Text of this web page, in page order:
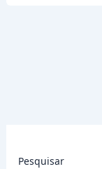
Pesquisar